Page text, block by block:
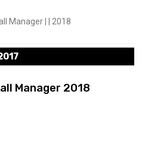
Manager | | 2018
Manager 2018